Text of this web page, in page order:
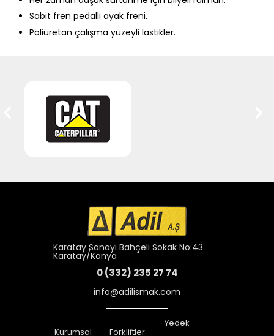
Sabit fren pedallı ayak freni.
Poliüretan çalışma yüzeyli lastikler.
Karatay Sanayi Bahçeli Sokak No:43
Karatay/Konya
0 (332) 235 27 74
info@adilismak.com
Kurumsal Forkliftler
Yedek